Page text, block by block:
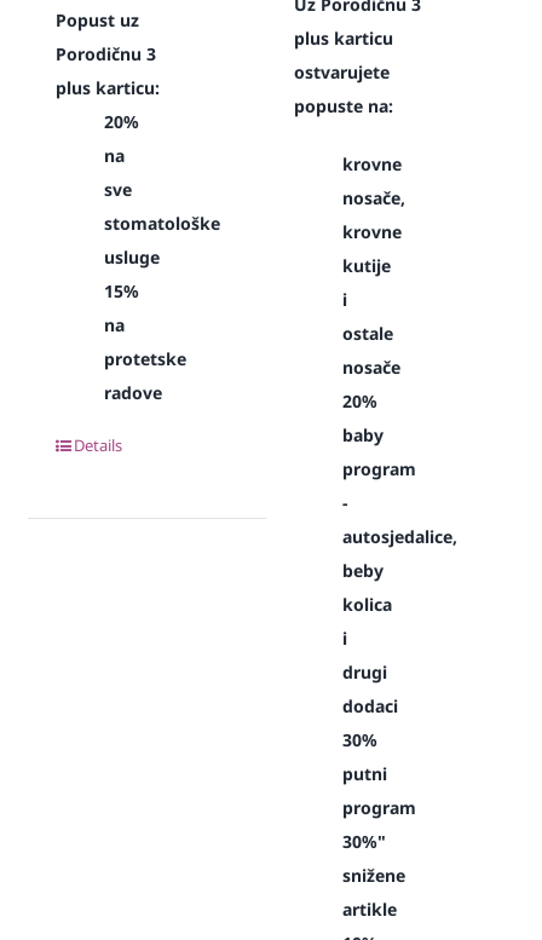
Popust uz
Porodičnu 3
plus karticu:
20%
na
sve
stomatološke
usluge
15%
na
protetske
radove
Details
plus karticu
ostvarujete
popuste na:
krovne
nosače,
krovne
kutije
i
ostale
nosače
20%
baby
program
-
autosjedalice,
beby
kolica
i
drugi
dodaci
30%
putni
program
30%"
snižene
artikle